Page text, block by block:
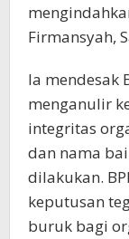
Firmansyah,
Ia mendesak
menganulir
integritas
dan nama
dilakukan.
keputusan
buruk bagi